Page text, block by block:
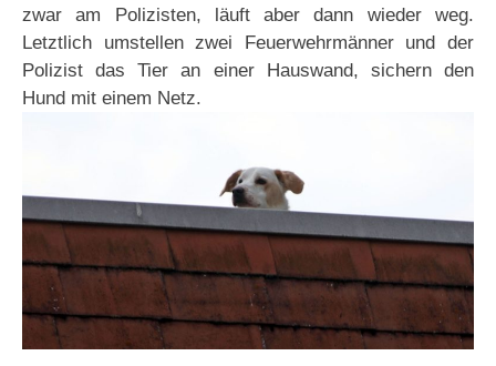
zwar am Polizisten, läuft aber dann wieder weg.
Letztlich umstellen zwei Feuerwehrmänner und der
Polizist das Tier an einer Hauswand, sichern den
Hund mit einem Netz.